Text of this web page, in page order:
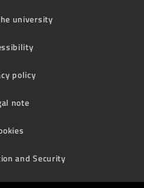
university
policy
note
and Security